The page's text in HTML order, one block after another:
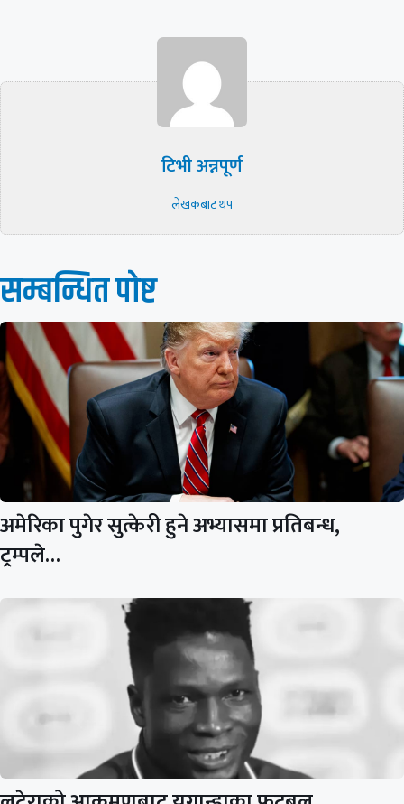
टिभी अन्नपूर्ण
लेखकबाट थप
सम्बन्धित पाेष्ट
अमेरिका पुगेर सुत्केरी हुने अभ्यासमा प्रतिबन्ध,
ट्रम्पले…